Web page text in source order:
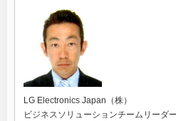
LG Electronics Japan（株）
ビジネスソリューションチームリーダー